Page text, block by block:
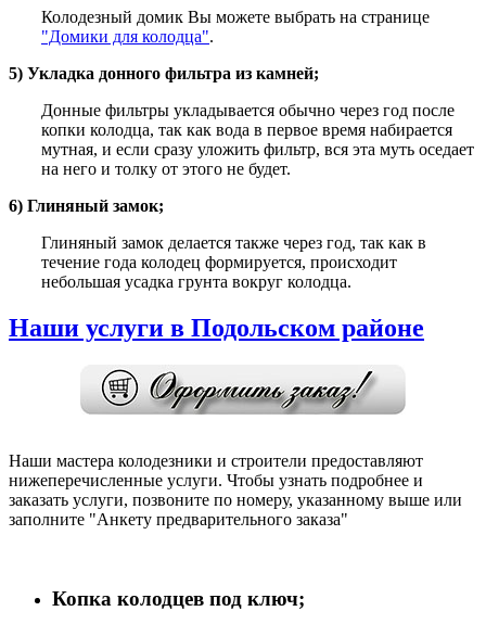
Колодезный домик Вы можете выбрать на странице
"Домики для колодца".
5) Укладка донного фильтра из камней;
Донные фильтры укладывается обычно через год после
копки колодца, так как вода в первое время набирается
мутная, и если сразу уложить фильтр, вся эта муть оседает
на него и толку от этого не будет.
6) Глиняный замок;
Глиняный замок делается также через год, так как в
течение года колодец формируется, происходит
небольшая усадка грунта вокруг колодца.
Наши услуги в Подольском районе
Наши мастера колодезники и строители предоставляют
нижеперечисленные услуги. Чтобы узнать подробнее и
заказать услуги, позвоните по номеру, указанному выше или
заполните "Анкету предварительного заказа"
Копка колодцев под ключ;